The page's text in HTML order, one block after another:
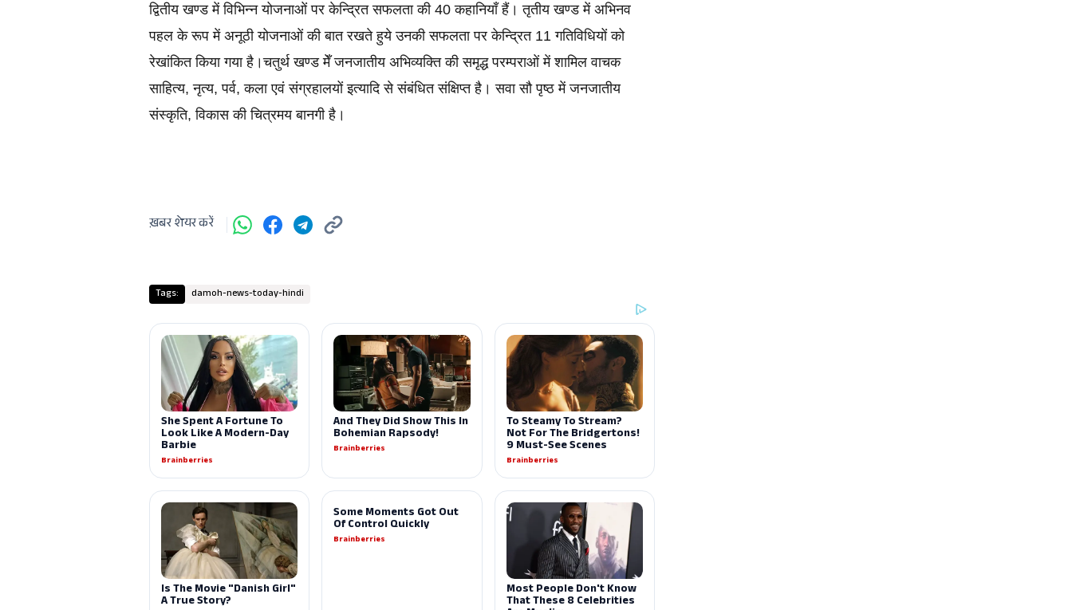
द्वितीय खण्ड में विभिन्न योजनाओं पर केन्द्रित सफलता की 40 कहानियाँ हैं। तृतीय खण्ड में अभिनव
पहल के रूप में अनूठी योजनाओं की बात रखते हुये उनकी सफलता पर केन्द्रित 11 गतिविधियों को
रेखांकित किया गया है।चतुर्थ खण्ड मेँ जनजातीय अभिव्यक्ति की समृद्ध परम्पराओं में शामिल वाचक
साहित्य, नृत्य, पर्व, कला एवं संग्रहालयों इत्यादि से संबंधित संक्षिप्त है। सवा सौ पृष्ठ में जनजातीय
संस्कृति, विकास की चित्रमय बानगी है।
ख़बर शेयर करें
Tags: damoh-news-today-hindi